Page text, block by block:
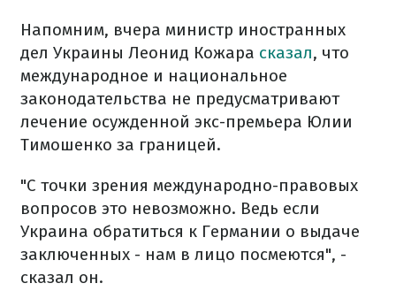
Напомним, вчера министр иностранных
дел Украины Леонид Кожара сказал, что
международное и национальное
законодательства не предусматривают
лечение осужденной экс-премьера Юлии
Тимошенко за границей.
"С точки зрения международно-правовых
вопросов это невозможно. Ведь если
Украина обратиться к Германии о выдаче
заключенных - нам в лицо посмеются", -
сказал он.